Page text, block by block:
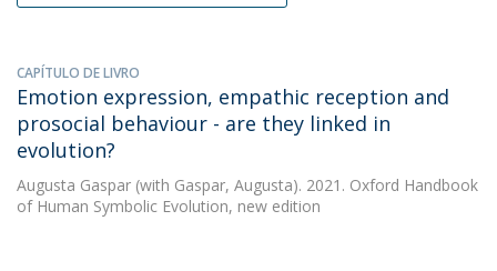
CAPÍTULO DE LIVRO
Emotion expression, empathic reception and
prosocial behaviour - are they linked in
evolution?
Augusta Gaspar (with Gaspar, Augusta). 2021. Oxford Handbook
of Human Symbolic Evolution, new edition